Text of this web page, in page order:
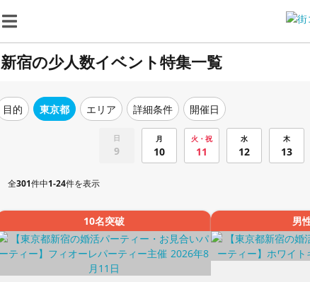
新宿の少人数イベント特集一覧
目的 東京都 エリア 詳細条件 開催日
日
9
月
10
火・祝
11
水
12
木
13
全301件中1-24件を表示
10名突破 男